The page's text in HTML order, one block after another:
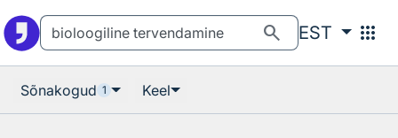
search EST apps
Sõnakogud 1 Keel